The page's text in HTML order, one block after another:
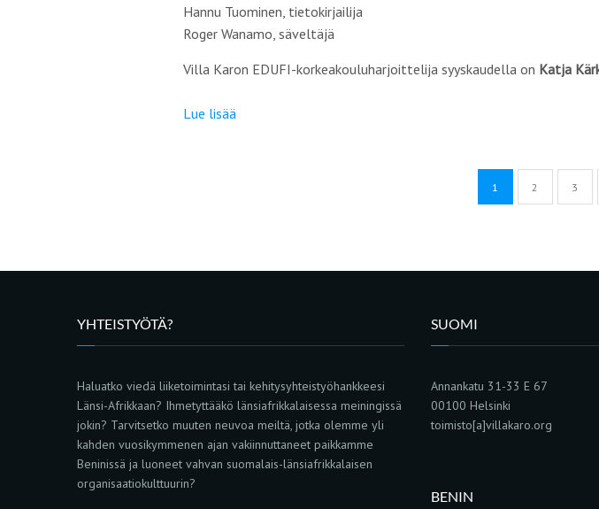
Hannu Tuominen, tietokirjailija
Roger Wanamo, säveltäjä
Villa Karon EDUFI-korkeakouluharjoittelija syyskaudella on Katja
Lue lisää
1 2 3
YHTEISTYÖTÄ?
Haluatko viedä liiketoimintasi tai kehitysyhteistyöhankkeesi
Länsi-Afrikkaan? Ihmetyttääkö länsiafrikkalaisessa meiningissä
jokin? Tarvitsetko muuten neuvoa meiltä, jotka olemme yli
kahden vuosikymmenen ajan vakiinnuttaneet paikkamme
Beninissä ja luoneet vahvan suomalais-länsiafrikkalaisen
organisaatiokulttuurin?
SUOMI
Annankatu 31-33 E 67
00100 Helsinki
toimisto[a]villakaro.org
BENIN